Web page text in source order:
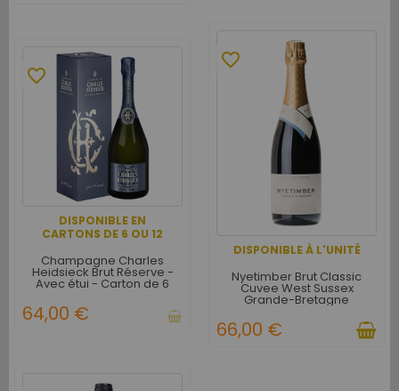
DISPONIBLE EN
CARTONS DE 6 OU 12
favorite_border
Champagne Charles
Heidsieck Brut Réserve -
Avec étui - Carton de 6
64,00 €
DISPONIBLE À L'UNITÉ
favorite_border
Nyetimber Brut Classic
Cuvee West Sussex
Grande-Bretagne
66,00 €